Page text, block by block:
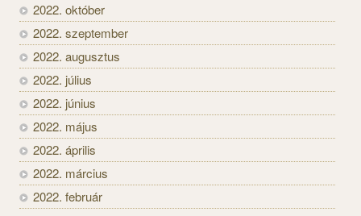
2022. október
2022. szeptember
2022. augusztus
2022. július
2022. június
2022. május
2022. április
2022. március
2022. február